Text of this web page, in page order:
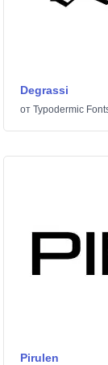
Degrassi
от Typodermic
Pirulen